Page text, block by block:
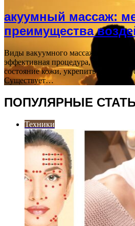
акуумный массаж:
преимущества
Виды вакуумного массажа
эффективная процедура, которая
состояние кожи, укрепить мышцы и
Существует…
ПОПУЛЯРНЫЕ
Техники